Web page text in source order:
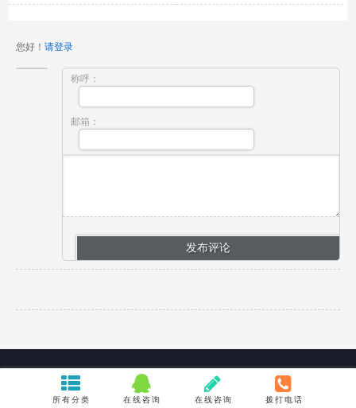
您好！ 请登录
称呼：
邮箱：
所有分类 在线咨询 在线咨询 拨打电话